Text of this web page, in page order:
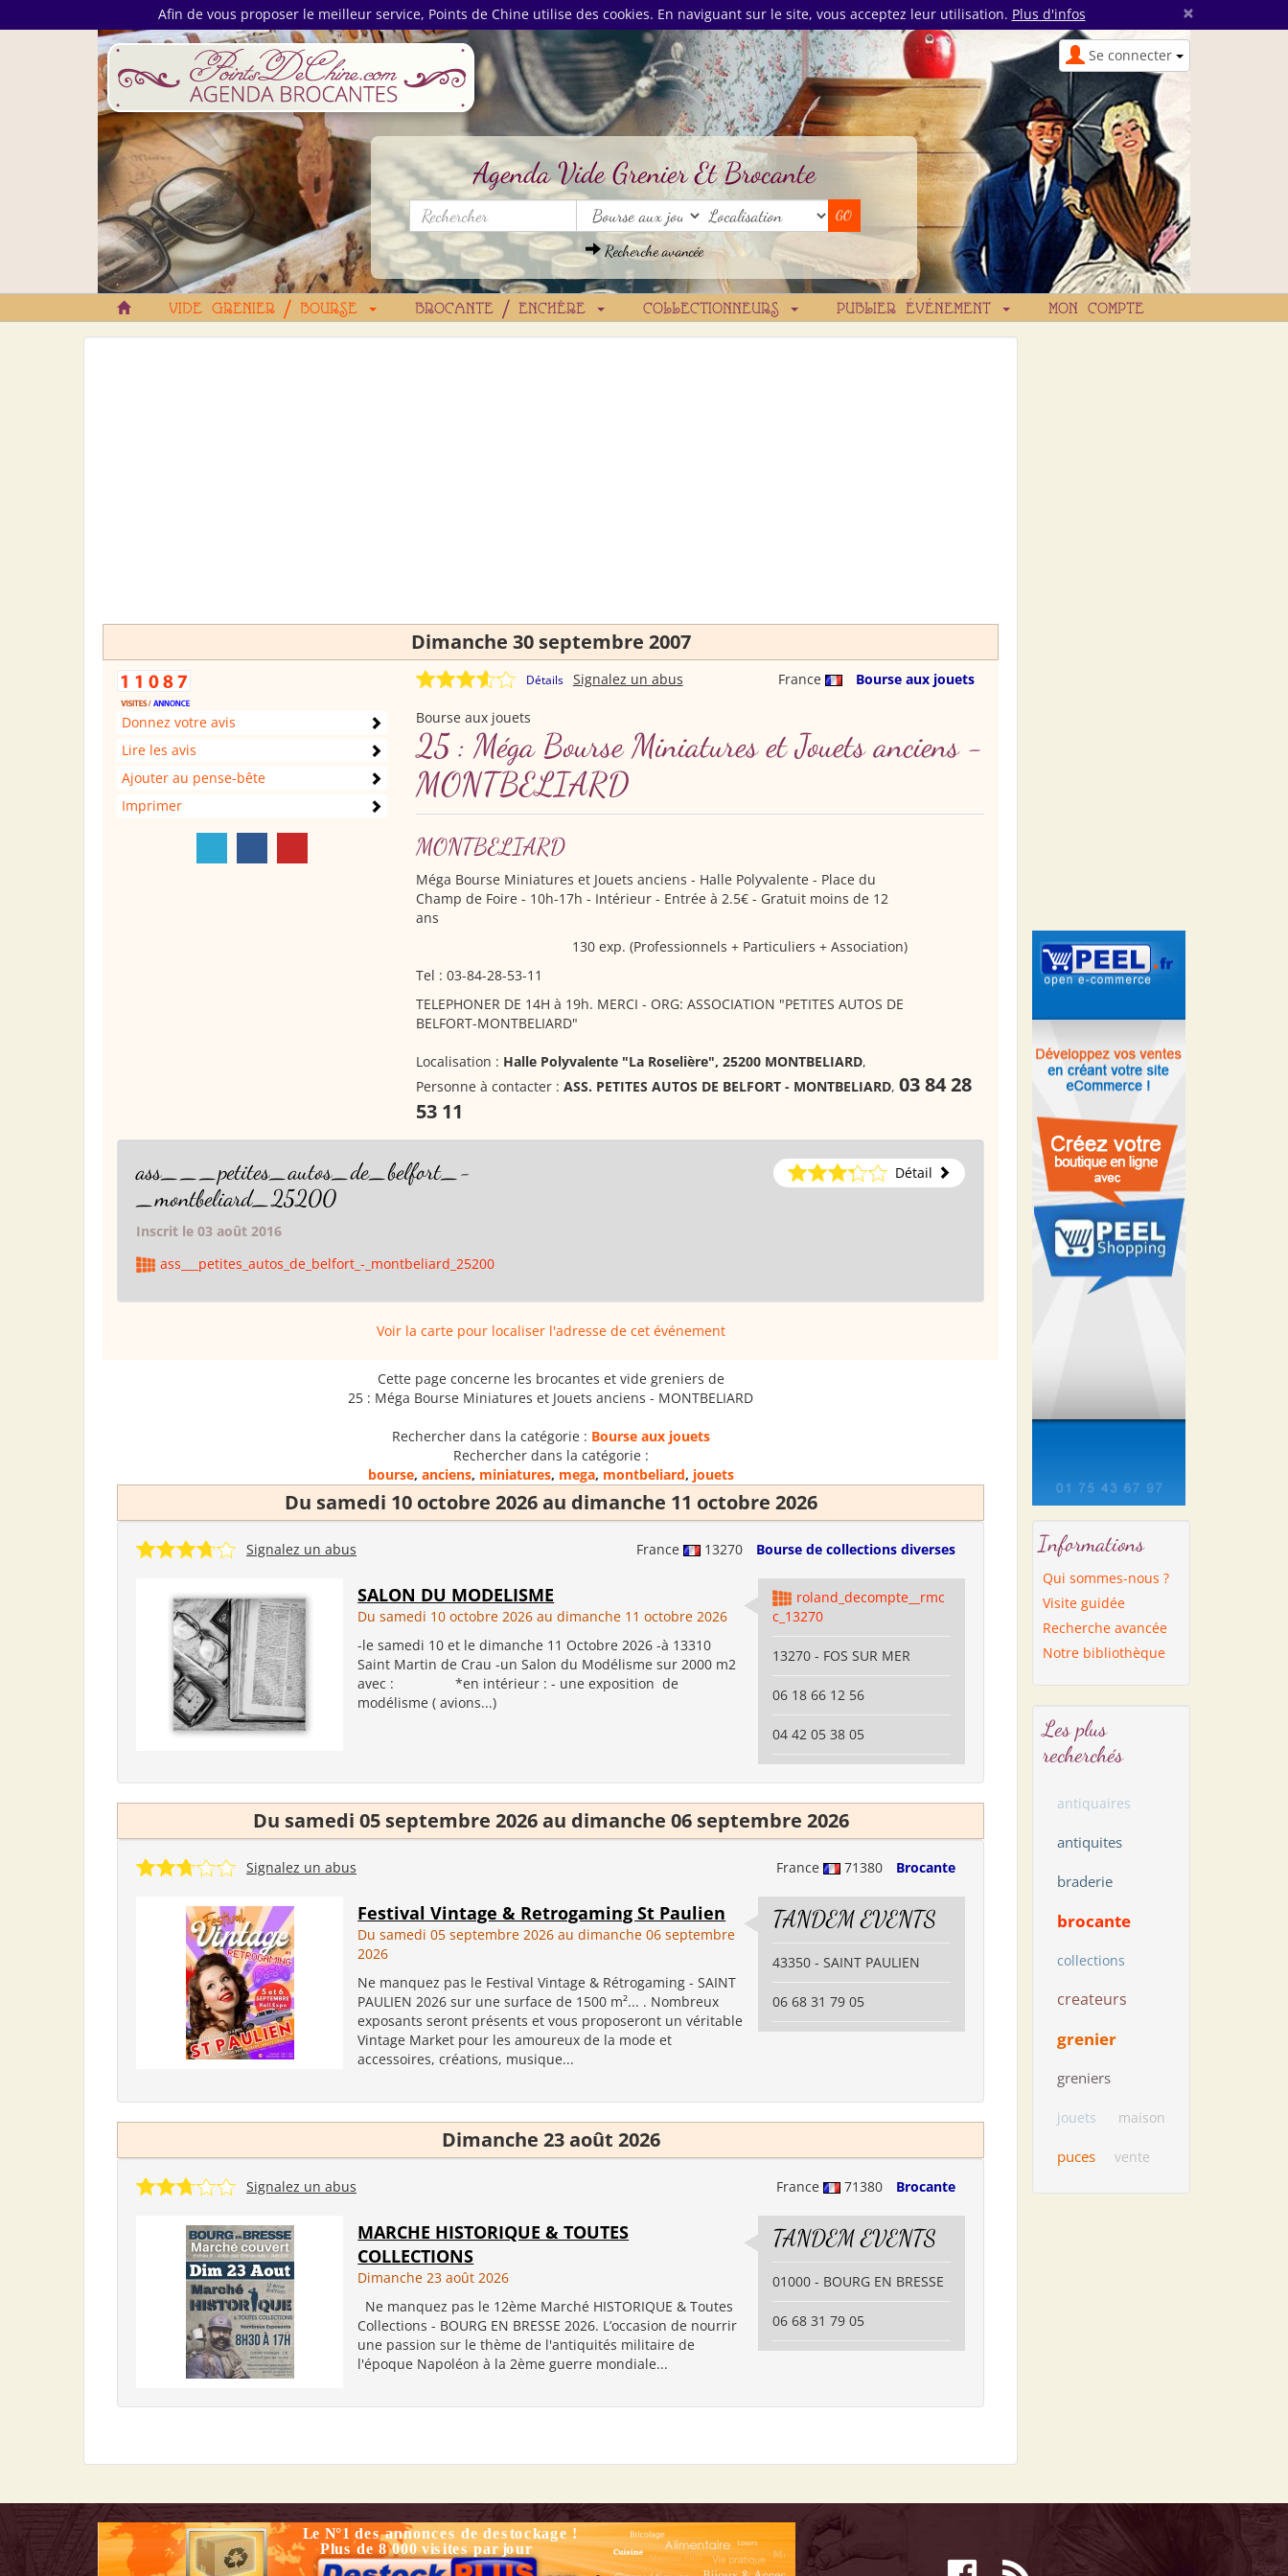
Afin de vous proposer le meilleur service, Points de Chine utilise des cookies. En naviguant sur le site, vous acceptez leur utilisation. Plus d'infos ×
Se connecter
Agenda Vide Grenier Et Brocante
Recherche avancée
VIDE GRENIER / BOURSE BROCANTE / ENCHÈRE COLLECTIONNEURS PUBLIER ÉVÉNEMENT MON COMPTE
Dimanche 30 septembre 2007
Donnez votre avis
Lire les avis
Ajouter au pense-bête
Imprimer
Détails France Bourse aux jouets
Signalez un abus
Bourse aux jouets
25 : Méga Bourse Miniatures et Jouets anciens -
MONTBELIARD
MONTBELIARD
Méga Bourse Miniatures et Jouets anciens - Halle Polyvalente - Place du
Champ de Foire - 10h-17h - Intérieur - Entrée à 2.5€ - Gratuit moins de 12
ans
130 exp. (Professionnels + Particuliers + Association)
Tel : 03-84-28-53-11
TELEPHONER DE 14H à 19h. MERCI - ORG: ASSOCIATION "PETITES AUTOS DE
BELFORT-MONTBELIARD"
Localisation : Halle Polyvalente "La Roselière", 25200 MONTBELIARD,
Personne à contacter : ASS. PETITES AUTOS DE BELFORT - MONTBELIARD, 03 84 28
53 11
ass___petites_autos_de_belfort_-
_montbeliard_25200
Détail
Inscrit le 03 août 2016
ass___petites_autos_de_belfort_-_montbeliard_25200
Voir la carte pour localiser l'adresse de cet événement
Cette page concerne les brocantes et vide greniers de
25 : Méga Bourse Miniatures et Jouets anciens - MONTBELIARD
Rechercher dans la catégorie : Bourse aux jouets
Rechercher dans la catégorie :
bourse, anciens, miniatures, mega, montbeliard, jouets
Du samedi 10 octobre 2026 au dimanche 11 octobre 2026
France 13270 Bourse de collections diverses
Signalez un abus
SALON DU MODELISME
Du samedi 10 octobre 2026 au dimanche 11 octobre 2026
-le samedi 10 et le dimanche 11 Octobre 2026 -à 13310
Saint Martin de Crau -un Salon du Modélisme sur 2000 m2
avec : *en intérieur : - une exposition de
modélisme ( avions...)
roland_decompte__rmc
c_13270
13270 - FOS SUR MER
06 18 66 12 56
04 42 05 38 05
Du samedi 05 septembre 2026 au dimanche 06 septembre 2026
France 71380 Brocante
Signalez un abus
Festival Vintage & Retrogaming St Paulien
Du samedi 05 septembre 2026 au dimanche 06 septembre
2026
Ne manquez pas le Festival Vintage & Rétrogaming - SAINT
PAULIEN 2026 sur une surface de 1500 m²... . Nombreux
exposants seront présents et vous proposeront un véritable
Vintage Market pour les amoureux de la mode et
accessoires, créations, musique...
TANDEM EVENTS
43350 - SAINT PAULIEN
06 68 31 79 05
Dimanche 23 août 2026
France 71380 Brocante
Signalez un abus
MARCHE HISTORIQUE & TOUTES
COLLECTIONS
Dimanche 23 août 2026
Ne manquez pas le 12ème Marché HISTORIQUE & Toutes
Collections - BOURG EN BRESSE 2026. L’occasion de nourrir
une passion sur le thème de l'antiquités militaire de
l'époque Napoléon à la 2ème guerre mondiale...
TANDEM EVENTS
01000 - BOURG EN BRESSE
06 68 31 79 05
Informations
Qui sommes-nous ?
Visite guidée
Recherche avancée
Notre bibliothèque
Les plus
recherchés
antiquaires
antiquites
braderie
brocante
collections
createurs
grenier
greniers
jouets maison
puces vente